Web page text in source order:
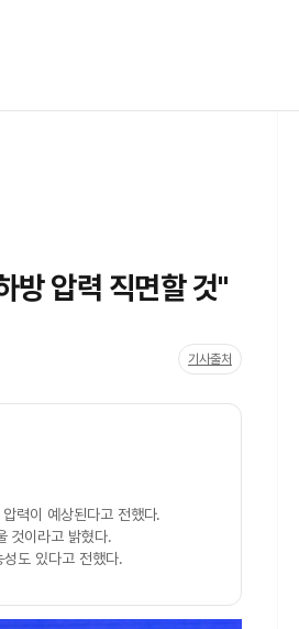
방 압력 직면할 것"
기사출처
력이 예상된다고 전했다.
것이라고 밝혔다.
도 있다고 전했다.